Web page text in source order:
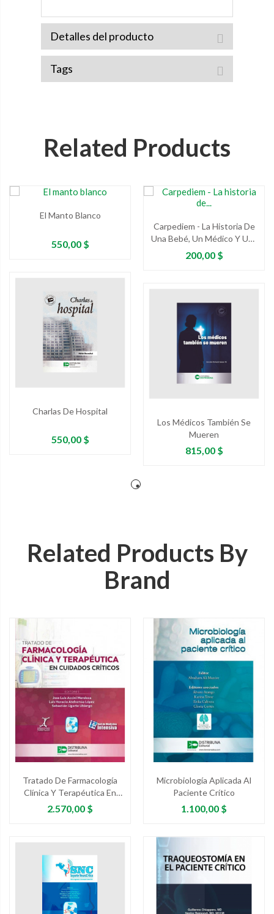
Detalles del producto
Tags
Related Products
El Manto Blanco
Precio
550,00 $
Charlas De Hospital
Precio
550,00 $
Carpediem - La Historia De
Una Bebé, Un Médico Y Una
Máquina
Precio
200,00 $
Los Médicos También Se
Mueren
Precio
815,00 $
Related Products By
Brand
Tratado De Farmacología
Clínica Y Terapéutica En
Cuidados Críticos
Precio
2.570,00 $
Microbiología Aplicada Al
Paciente Crítico
Precio
1.100,00 $